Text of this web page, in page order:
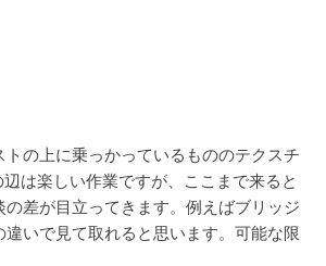
の上に乗っかっているもののテクスチ
は楽しい作業ですが、ここまで来ると
差が目立ってきます。例えばブリッジ
いで見て取れると思います。可能な限